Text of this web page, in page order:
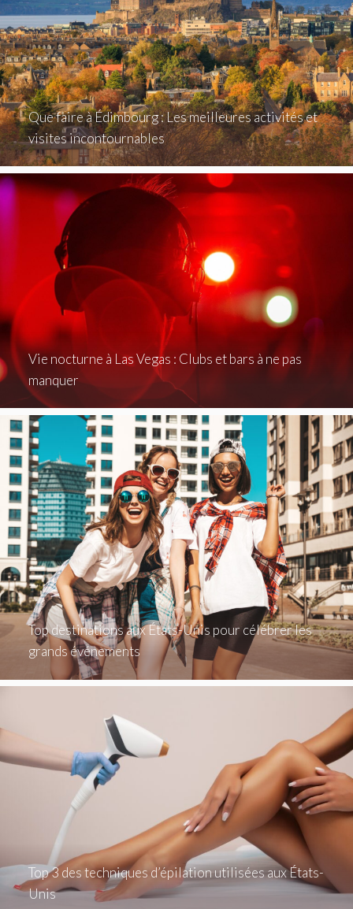
Que faire à Édimbourg : Les meilleures activités et
visites incontournables
Vie nocturne à Las Vegas : Clubs et bars à ne pas
manquer
Top destinations aux États-Unis pour célébrer les
grands événements
Top 3 des techniques d’épilation utilisées aux États-
Unis